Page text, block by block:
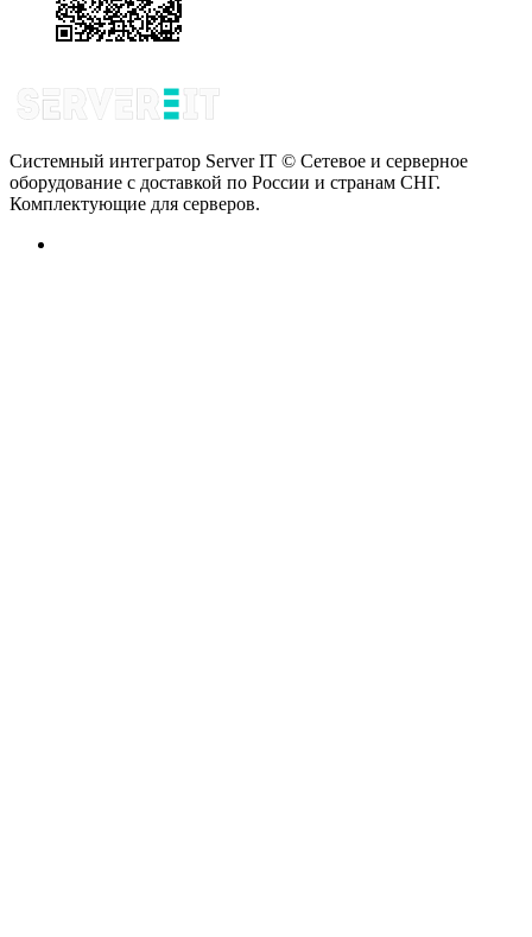
Системный интегратор Server IT © Сетевое и серверное
оборудование с доставкой по России и странам СНГ.
Комплектующие для серверов.